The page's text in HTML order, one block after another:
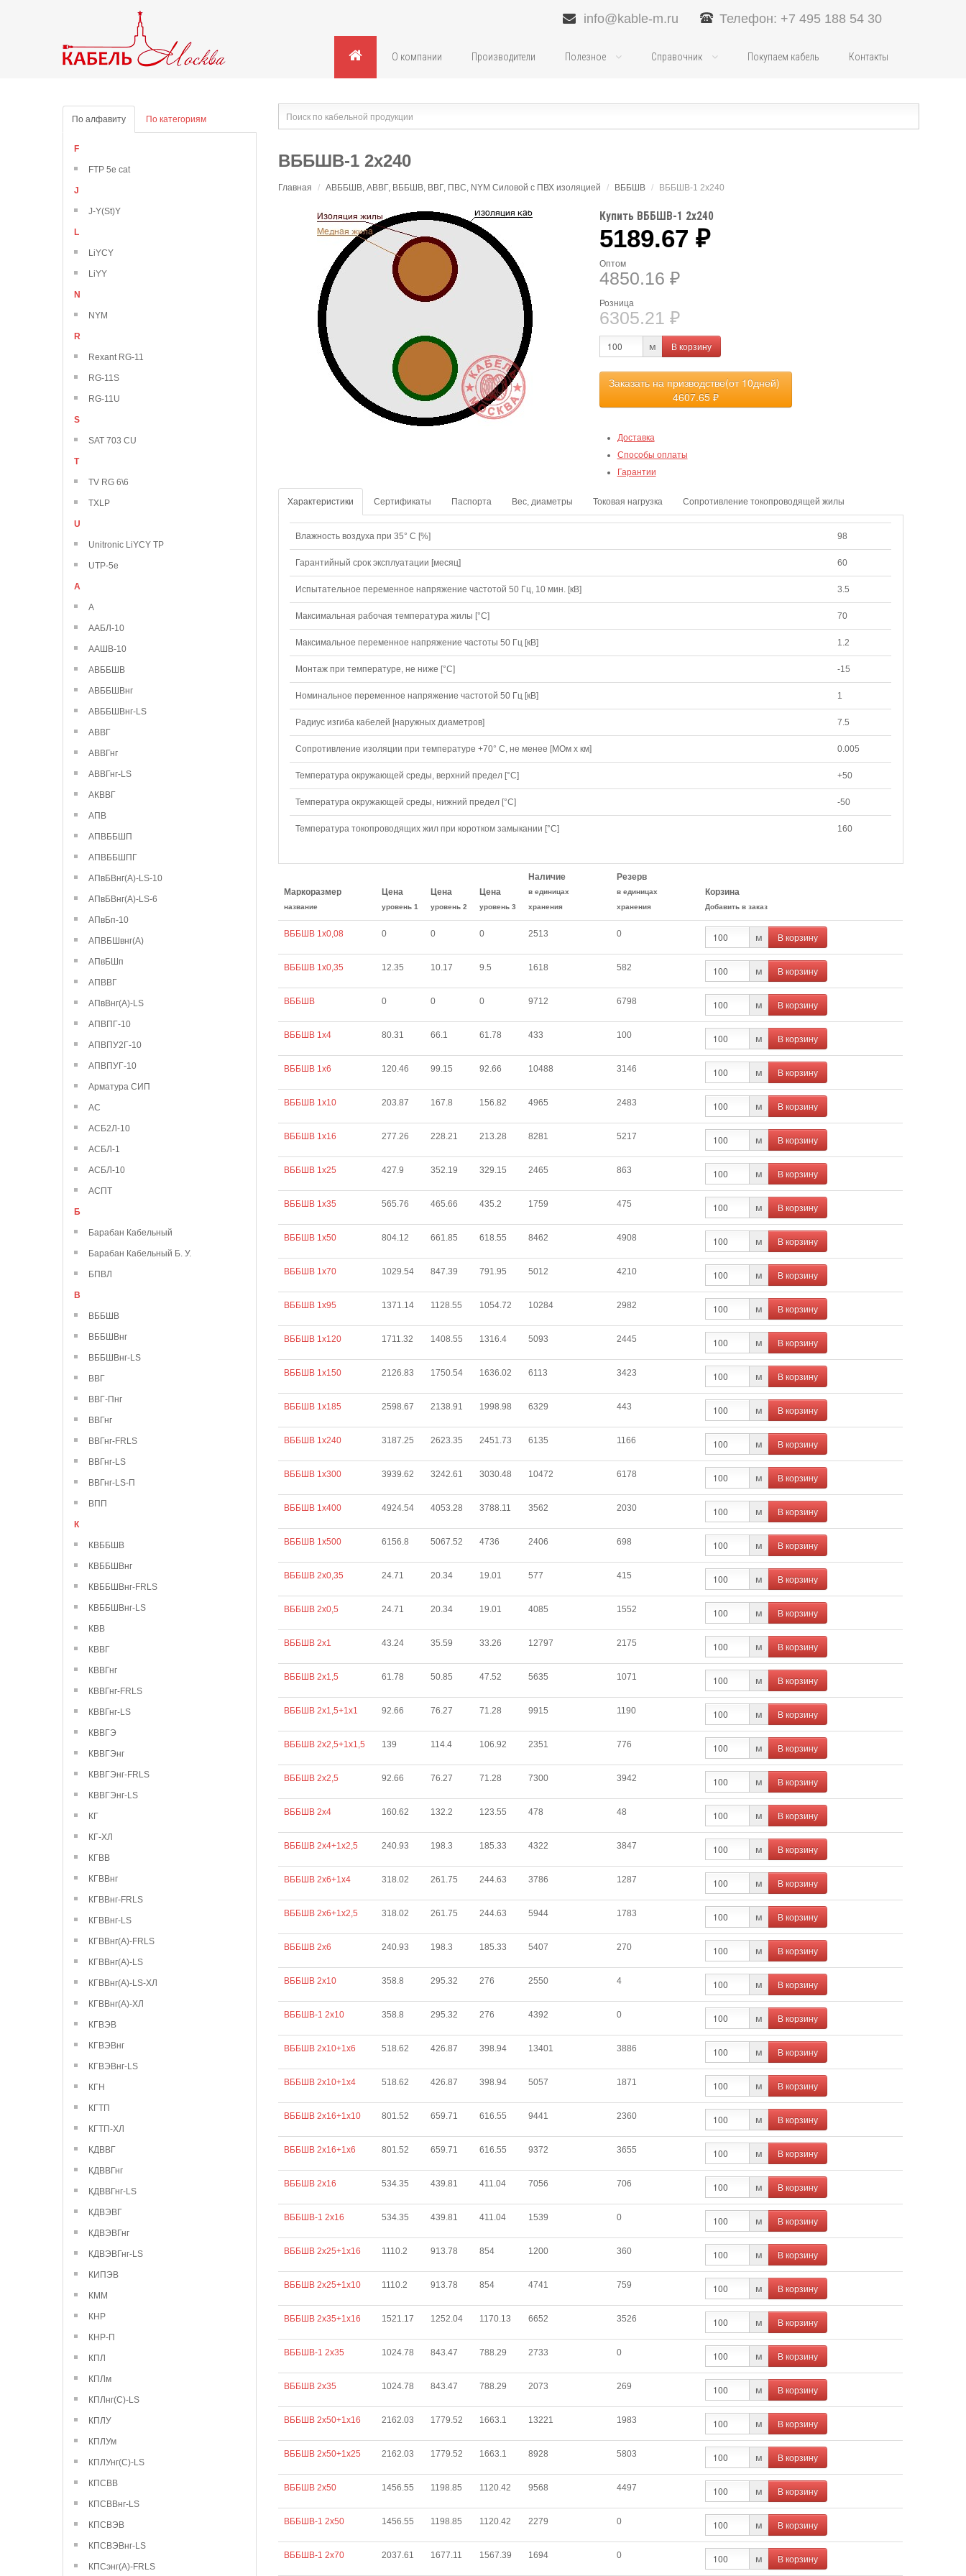
info@kable-m.ru Телефон: +7 495 188 54 30
О компании Производители Полезное Справочник Покупаем кабель Контакты
По алфавиту По категориям
F
FTP 5e cat
J
J-Y(St)Y
L
LiYCY
LiYY
N
NYM
R
Rexant RG-11
RG-11S
RG-11U
S
SAT 703 CU
T
TV RG 6\6
TXLP
U
Unitronic LiYCY TP
UTP-5e
А
А
ААБЛ-10
ААШВ-10
АВББШВ
АВББШВнг
АВББШВнг-LS
АВВГ
АВВГнг
АВВГнг-LS
АКВВГ
АПВ
АПВББШП
АПВББШПГ
АПвБВнг(А)-LS-10
АПвБВнг(А)-LS-6
АПвБп-10
АПВБШвнг(А)
АПвБШп
АПВВГ
АПвВнг(А)-LS
АПВПГ-10
АПВПУ2Г-10
АПВПУГ-10
Арматура СИП
АС
АСБ2Л-10
АСБЛ-1
АСБЛ-10
АСПТ
Б
Барабан Кабельный
Барабан Кабельный Б. У.
БПВЛ
В
ВББШВ
ВББШВнг
ВББШВнг-LS
ВВГ
ВВГ-Пнг
ВВГнг
ВВГнг-FRLS
ВВГнг-LS
ВВГнг-LS-П
ВПП
К
КВББШВ
КВББШВнг
КВББШВнг-FRLS
КВББШВнг-LS
КВВ
КВВГ
КВВГнг
КВВГнг-FRLS
КВВГнг-LS
КВВГЭ
КВВГЭнг
КВВГЭнг-FRLS
КВВГЭнг-LS
КГ
КГ-ХЛ
КГВВ
КГВВнг
КГВВнг-FRLS
КГВВнг-LS
КГВВнг(А)-FRLS
КГВВнг(А)-LS
КГВВнг(А)-LS-ХЛ
КГВВнг(А)-ХЛ
КГВЭВ
КГВЭВнг
КГВЭВнг-LS
КГН
КГТП
КГТП-ХЛ
КДВВГ
КДВВГнг
КДВВГнг-LS
КДВЭВГ
КДВЭВГнг
КДВЭВГнг-LS
КИПЭВ
КММ
КНР
КНР-П
КПЛ
КПЛм
КПЛнг(С)-LS
КПЛУ
КПЛУм
КПЛУнг(С)-LS
КПСВВ
КПСВВнг-LS
КПСВЭВ
КПСВЭВнг-LS
КПСэнг(А)-FRLS
ВББШВ-1 2х240
Главная / АВББШВ, АВВГ, ВББШВ, ВВГ, ПВС, NYM Силовой с ПВХ изоляцией / ВББШВ / ВББШВ-1 2х240
Купить ВББШВ-1 2х240
5189.67 ₽
Оптом
4850.16 ₽
Розница
6305.21 ₽
м В корзину
Заказать на призводстве(от 10дней)
4607.65 ₽
Доставка
Способы оплаты
Гарантии
Характеристики Сертификаты Паспорта Вес, диаметры Токовая нагрузка Сопротивление токопроводящей жилы
Влажность воздуха при 35° C [%] 98
Гарантийный срок эксплуатации [месяц] 60
Испытательное переменное напряжение частотой 50 Гц, 10 мин. [кВ] 3.5
Максимальная рабочая температура жилы [°С] 70
Максимальное переменное напряжение частоты 50 Гц [кВ] 1.2
Монтаж при температуре, не ниже [°C] -15
Номинальное переменное напряжение частотой 50 Гц [кВ] 1
Радиус изгиба кабелей [наружных диаметров] 7.5
Сопротивление изоляции при температуре +70° С, не менее [МОм х км] 0.005
Температура окружающей среды, верхний предел [°C] +50
Температура окружающей среды, нижний предел [°C] -50
Температура токопроводящих жил при коротком замыкании [°С] 160
Маркоразмер
название
Цена
уровень 1
Цена
уровень 2
Цена
уровень 3
Наличие
в единицах
хранения
Резерв
в единицах
хранения
Корзина
Добавить в заказ
ВББШВ 1х0,08 0 0 0 2513 0 м В корзину
ВББШВ 1х0,35 12.35 10.17 9.5 1618 582 м В корзину
ВББШВ 0 0 0 9712 6798 м В корзину
ВББШВ 1х4 80.31 66.1 61.78 433 100 м В корзину
ВББШВ 1х6 120.46 99.15 92.66 10488 3146 м В корзину
ВББШВ 1х10 203.87 167.8 156.82 4965 2483 м В корзину
ВББШВ 1х16 277.26 228.21 213.28 8281 5217 м В корзину
ВББШВ 1х25 427.9 352.19 329.15 2465 863 м В корзину
ВББШВ 1х35 565.76 465.66 435.2 1759 475 м В корзину
ВББШВ 1х50 804.12 661.85 618.55 8462 4908 м В корзину
ВББШВ 1х70 1029.54 847.39 791.95 5012 4210 м В корзину
ВББШВ 1х95 1371.14 1128.55 1054.72 10284 2982 м В корзину
ВББШВ 1х120 1711.32 1408.55 1316.4 5093 2445 м В корзину
ВББШВ 1х150 2126.83 1750.54 1636.02 6113 3423 м В корзину
ВББШВ 1х185 2598.67 2138.91 1998.98 6329 443 м В корзину
ВББШВ 1х240 3187.25 2623.35 2451.73 6135 1166 м В корзину
ВББШВ 1х300 3939.62 3242.61 3030.48 10472 6178 м В корзину
ВББШВ 1х400 4924.54 4053.28 3788.11 3562 2030 м В корзину
ВББШВ 1х500 6156.8 5067.52 4736 2406 698 м В корзину
ВББШВ 2х0,35 24.71 20.34 19.01 577 415 м В корзину
ВББШВ 2х0,5 24.71 20.34 19.01 4085 1552 м В корзину
ВББШВ 2х1 43.24 35.59 33.26 12797 2175 м В корзину
ВББШВ 2х1,5 61.78 50.85 47.52 5635 1071 м В корзину
ВББШВ 2х1,5+1х1 92.66 76.27 71.28 9915 1190 м В корзину
ВББШВ 2х2,5+1х1,5 139 114.4 106.92 2351 776 м В корзину
ВББШВ 2х2,5 92.66 76.27 71.28 7300 3942 м В корзину
ВББШВ 2х4 160.62 132.2 123.55 478 48 м В корзину
ВББШВ 2х4+1х2,5 240.93 198.3 185.33 4322 3847 м В корзину
ВББШВ 2х6+1х4 318.02 261.75 244.63 3786 1287 м В корзину
ВББШВ 2х6+1х2,5 318.02 261.75 244.63 5944 1783 м В корзину
ВББШВ 2х6 240.93 198.3 185.33 5407 270 м В корзину
ВББШВ 2х10 358.8 295.32 276 2550 4 м В корзину
ВББШВ-1 2х10 358.8 295.32 276 4392 0 м В корзину
ВББШВ 2х10+1х6 518.62 426.87 398.94 13401 3886 м В корзину
ВББШВ 2х10+1х4 518.62 426.87 398.94 5057 1871 м В корзину
ВББШВ 2х16+1х10 801.52 659.71 616.55 9441 2360 м В корзину
ВББШВ 2х16+1х6 801.52 659.71 616.55 9372 3655 м В корзину
ВББШВ 2х16 534.35 439.81 411.04 7056 706 м В корзину
ВББШВ-1 2х16 534.35 439.81 411.04 1539 0 м В корзину
ВББШВ 2х25+1х16 1110.2 913.78 854 1200 360 м В корзину
ВББШВ 2х25+1х10 1110.2 913.78 854 4741 759 м В корзину
ВББШВ 2х35+1х16 1521.17 1252.04 1170.13 6652 3526 м В корзину
ВББШВ-1 2х35 1024.78 843.47 788.29 2733 0 м В корзину
ВББШВ 2х35 1024.78 843.47 788.29 2073 269 м В корзину
ВББШВ 2х50+1х16 2162.03 1779.52 1663.1 13221 1983 м В корзину
ВББШВ 2х50+1х25 2162.03 1779.52 1663.1 8928 5803 м В корзину
ВББШВ 2х50 1456.55 1198.85 1120.42 9568 4497 м В корзину
ВББШВ-1 2х50 1456.55 1198.85 1120.42 2279 0 м В корзину
ВББШВ-1 2х70 2037.61 1677.11 1567.39 1694 0 м В корзину